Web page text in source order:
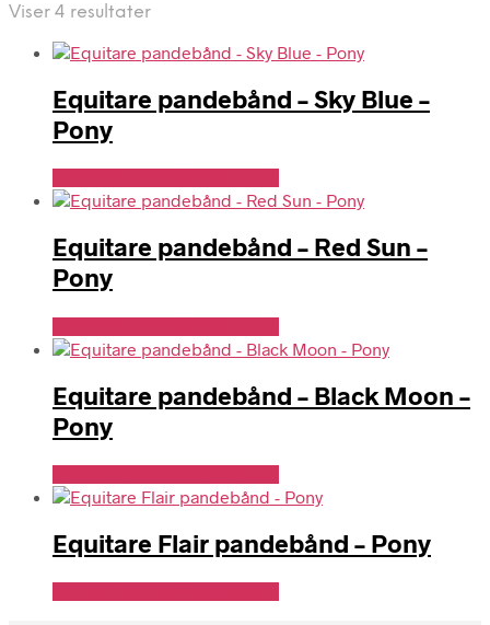
Viser 4 resultaterSorteret
seneste
Equitare pandebånd – Sky Blue –
Pony
Equitare pandebånd – Red Sun –
Pony
Equitare pandebånd – Black Moon –
Pony
Equitare Flair pandebånd – Pony